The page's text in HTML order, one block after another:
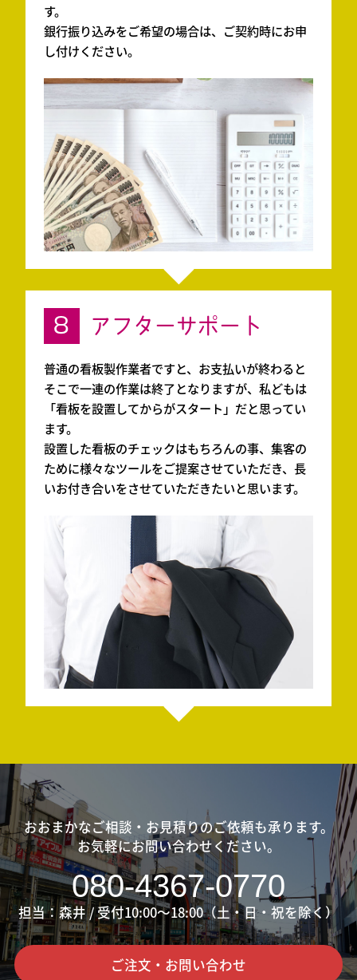
す。
銀行振り込みをご希望の場合は、ご契約時にお申
し付けください。
8 アフターサポート
普通の看板製作業者ですと、お支払いが終わると
そこで一連の作業は終了となりますが、私どもは
「看板を設置してからがスタート」だと思ってい
ます。
設置した看板のチェックはもちろんの事、集客の
ために様々なツールをご提案させていただき、長
いお付き合いをさせていただきたいと思います。
おおまかなご相談・お見積りのご依頼も承ります。
お気軽にお問い合わせください。
080-4367-0770
担当：森井 / 受付10:00〜18:00（土・日・祝を除く）
ご注文・お問い合わせ